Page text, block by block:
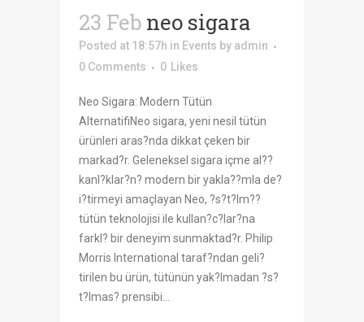
23 Feb neo sigara
Posted at 18:57h in Events by admin
0 Comments
0 Likes
Neo Sigara: Modern Tütün
AlternatifiNeo sigara, yeni nesil tütün
ürünleri aras?nda dikkat çeken bir
markad?r. Geleneksel sigara içme al??
kanl?klar?n? modern bir yakla??mla de?
i?tirmeyi amaçlayan Neo, ?s?t?lm??
tütün teknolojisi ile kullan?c?lar?na
farkl? bir deneyim sunmaktad?r. Philip
Morris International taraf?ndan geli?
tirilen bu ürün, tütünün yak?lmadan ?s?
t?lmas? prensibi...